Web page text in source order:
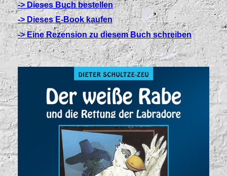
-> Dieses Buch bestellen
-> Dieses E-Book kaufen
-> Eine Rezension zu diesem Buch schreiben